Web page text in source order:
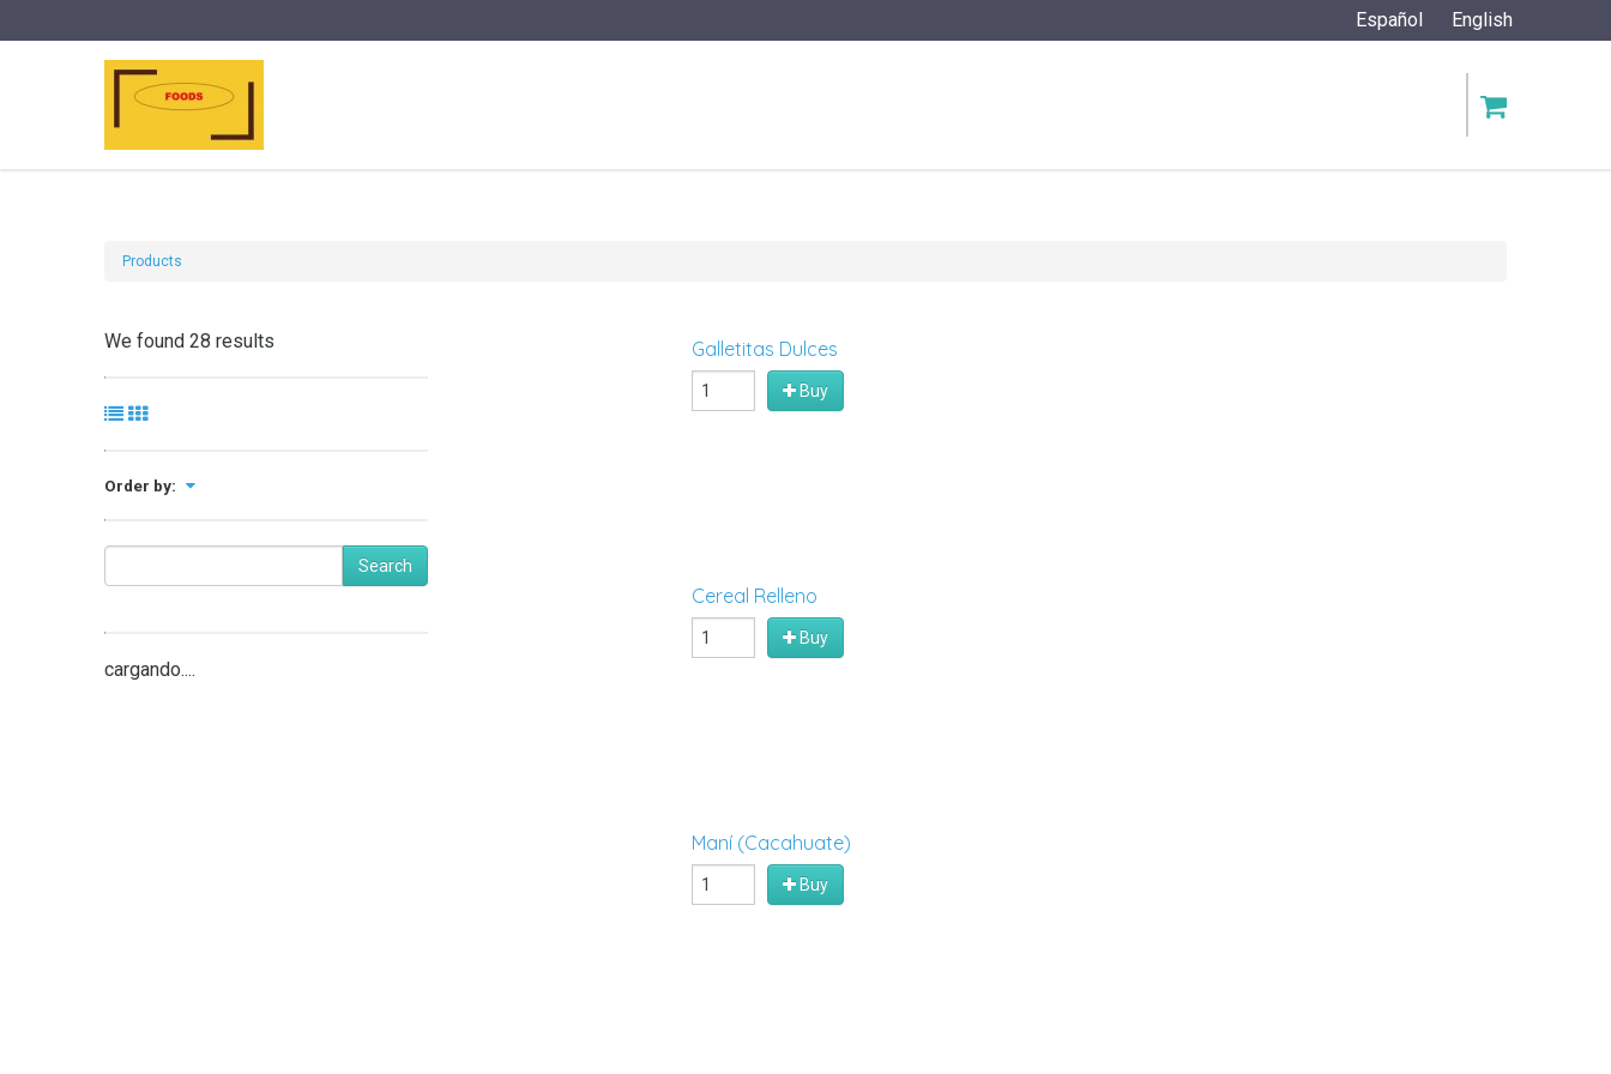
Español English
Products
We found 28 results
Order by:
Search
cargando....
Galletitas Dulces
Buy
Cereal Relleno
Buy
Maní (Cacahuate)
Buy